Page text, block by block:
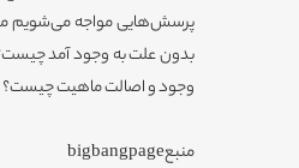
پرسش‌هایی مواجه می‌شویم
بدون علت به وجود آمد
وجود و اصالت ماهیت چیست؟
منبعbigbangpage